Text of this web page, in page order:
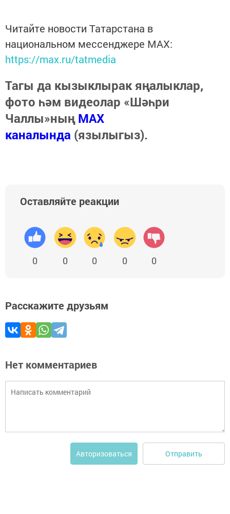
Читайте новости Татарстана в
национальном мессенджере MАХ:
https://max.ru/tatmedia
Тагы да кызыклырак яңалыклар,
фото һәм видеолар «Шәһри
Чаллы»ныңMAX
каналында (язылыгыз).
Оставляйте реакции
0 0 0 0 0
Расскажите друзьям
Нет комментариев
Авторизоваться Отправить